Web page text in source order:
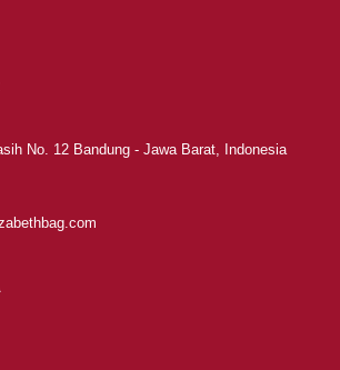
No. 12 Bandung - Jawa Barat, Indonesia